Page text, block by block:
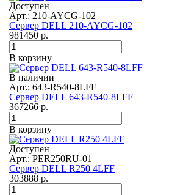
Доступен
Арт.: 210-AYCG-102
Сервер DELL 210-AYCG-102
981450 р.
В корзину
В наличии
Арт.: 643-R540-8LFF
Сервер DELL 643-R540-8LFF
367266 р.
В корзину
Доступен
Арт.: PER250RU-01
Сервер DELL R250 4LFF
303888 р.